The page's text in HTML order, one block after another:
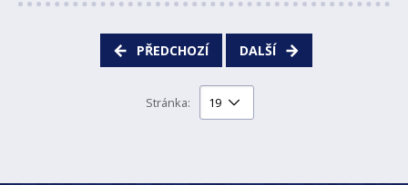
PŘEDCHOZÍ DALŠÍ
Stránka: